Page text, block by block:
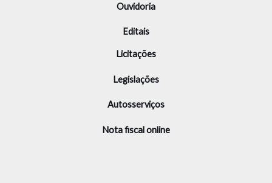
Ouvidoria
Editais
Licitações
Legislações
Autosserviços
Nota fiscal online